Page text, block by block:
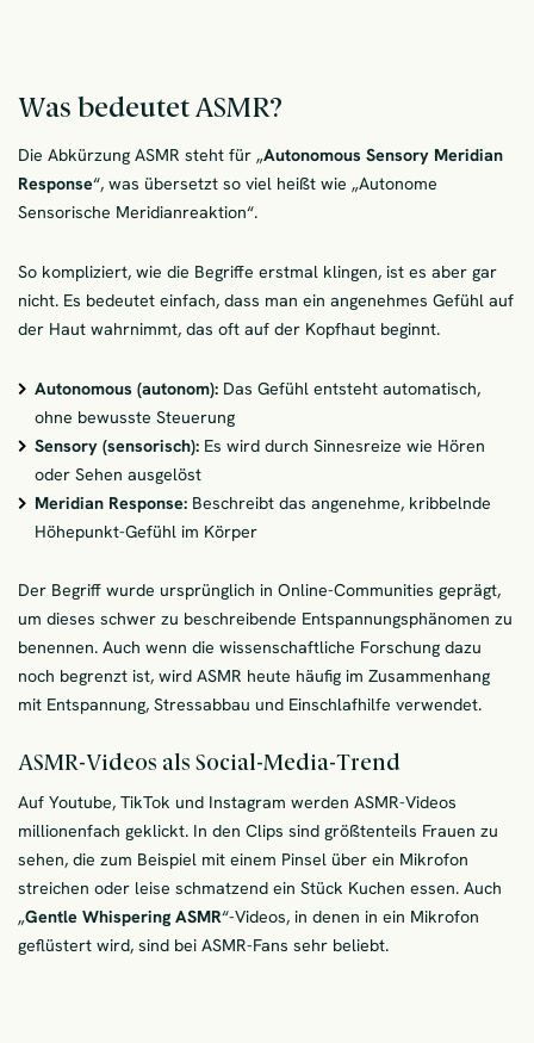
Was bedeutet ASMR?
Die Abkürzung ASMR steht für „Autonomous Sensory Meridian
Response“, was übersetzt so viel heißt wie „Autonome
Sensorische Meridianreaktion“.
So kompliziert, wie die Begriffe erstmal klingen, ist es aber gar
nicht. Es bedeutet einfach, dass man ein angenehmes Gefühl auf
der Haut wahrnimmt, das oft auf der Kopfhaut beginnt.
Autonomous (autonom): Das Gefühl entsteht automatisch,
ohne bewusste Steuerung
Sensory (sensorisch): Es wird durch Sinnesreize wie Hören
oder Sehen ausgelöst
Meridian Response: Beschreibt das angenehme, kribbelnde
Höhepunkt-Gefühl im Körper
Der Begriff wurde ursprünglich in Online-Communities geprägt,
um dieses schwer zu beschreibende Entspannungsphänomen zu
benennen. Auch wenn die wissenschaftliche Forschung dazu
noch begrenzt ist, wird ASMR heute häufig im Zusammenhang
mit Entspannung, Stressabbau und Einschlafhilfe verwendet.
ASMR-Videos als Social-Media-Trend
Auf Youtube, TikTok und Instagram werden ASMR-Videos
millionenfach geklickt. In den Clips sind größtenteils Frauen zu
sehen, die zum Beispiel mit einem Pinsel über ein Mikrofon
streichen oder leise schmatzend ein Stück Kuchen essen. Auch
„Gentle Whispering ASMR“-Videos, in denen in ein Mikrofon
geflüstert wird, sind bei ASMR-Fans sehr beliebt.